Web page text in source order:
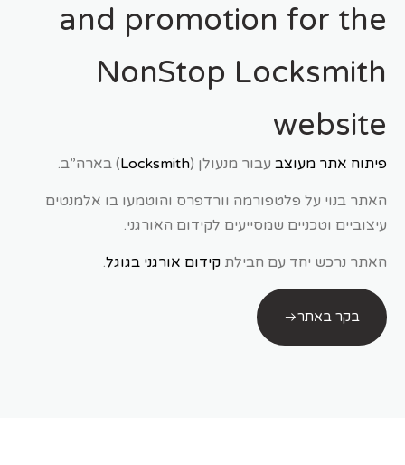
and promotion for the
NonStop Locksmith
website
פיתוח אתר מעוצב עבור מנעולן (Locksmith) בארה”ב.
האתר בנוי על פלטפורמה וורדפרס והוטמעו בו אלמנטים
עיצוביים וטכניים שמסייעים לקידום האורגני.
האתר נרכש יחד עם חבילת קידום אורגני בגוגל.
בקר באתר